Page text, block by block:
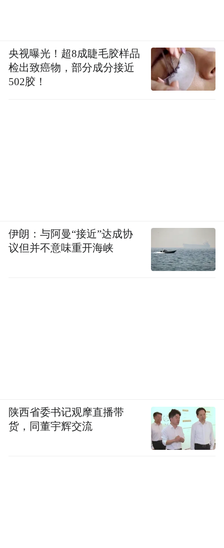
央视曝光！超8成睫毛胶样品
检出致癌物，部分成分接近
502胶！
伊朗：与阿曼“接近”达成协
议但并不意味重开海峡
陕西省委书记观摩直播带
货，同董宇辉交流